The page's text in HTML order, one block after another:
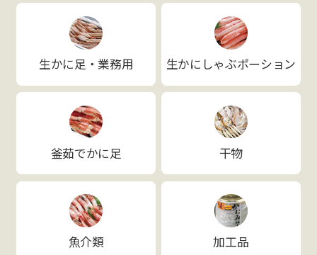
生かに足・業務用 生かにしゃぶポーション
釜茹でかに足 干物
魚介類 加工品